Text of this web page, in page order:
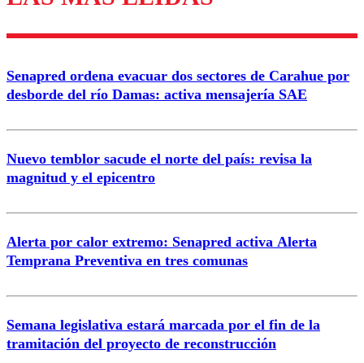
Enviar comentario
Senapred ordena evacuar dos sectores de Carahue por
desborde del río Damas: activa mensajería SAE
Nuevo temblor sacude el norte del país: revisa la
magnitud y el epicentro
Alerta por calor extremo: Senapred activa Alerta
Temprana Preventiva en tres comunas
Semana legislativa estará marcada por el fin de la
tramitación del proyecto de reconstrucción